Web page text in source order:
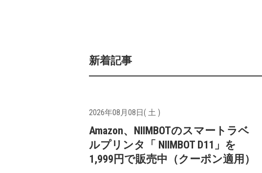
新着記事
2026年08月08日( 土 )
Amazon、NIIMBOTのスマートラベ
ルプリンタ「 NIIMBOT D11」を
1,999円で販売中（クーポン適用）